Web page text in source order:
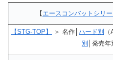
【エースコンバットシリ
【STG-TOP】 ＞ 名作│ ハード別
別 │発売年